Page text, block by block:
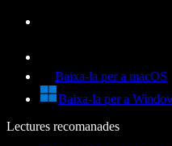
Baixa-la per a macOS
Baixa-la per a
Lectures recomanades